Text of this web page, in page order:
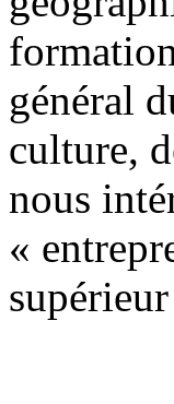
général
culture,
nous
«